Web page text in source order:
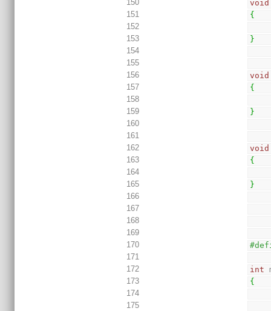
150 void
151
{
152
153
}
154
155
156
void
157
{
158
159
}
160
161
162
void
163
{
164
165
}
166
167
168
169
170
171
172
int
173
{
174
175